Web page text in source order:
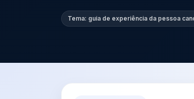
Tema: guia de experiência da pessoa